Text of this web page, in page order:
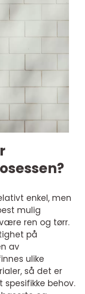
enkel, men
mulig
ren og tørr.
på
av
ulike
så det er
behov.